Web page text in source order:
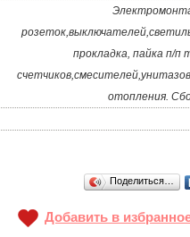
прокладка, пайка п/п
отопления.
Поделиться…
Добавить в